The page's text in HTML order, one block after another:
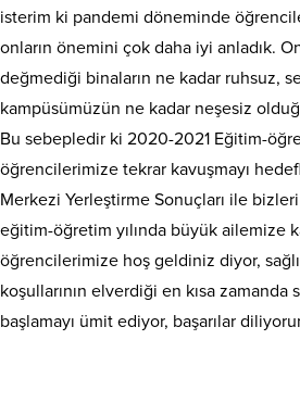
isterim ki pandemi döneminde
onların önemini çok daha iyi anladık.
değmediği binaların ne kadar ruhsuz,
kampüsümüzün ne kadar neşesiz
Bu sebepledir ki 2020-2021 Eğitim-
öğrencilerimize tekrar kavuşmayı
Merkezi Yerleştirme Sonuçları ile
eğitim-öğretim yılında büyük ailemize
öğrencilerimize hoş geldiniz diyor,
koşullarının elverdiği en kısa
başlamayı ümit ediyor, başarılar